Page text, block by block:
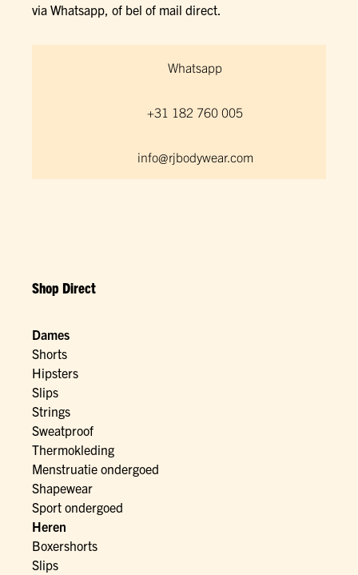
via Whatsapp, of bel of mail direct.
Whatsapp
+31 182 760 005
info@rjbodywear.com
Shop Direct
Dames
Shorts
Hipsters
Slips
Strings
Sweatproof
Thermokleding
Menstruatie ondergoed
Shapewear
Sport ondergoed
Heren
Boxershorts
Slips